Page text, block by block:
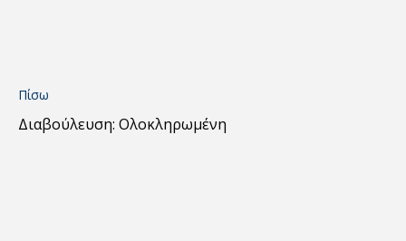
Πίσω
Διαβούλευση: Ολοκληρωμένη